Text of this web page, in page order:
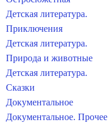
Детская литература.
Приключения
Детская литература.
Природа и животные
Детская литература.
Сказки
Документальное
Документальное. Прочее